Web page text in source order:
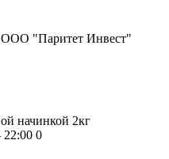
ООО "Паритет Инвест"
начинкой 2кг
0